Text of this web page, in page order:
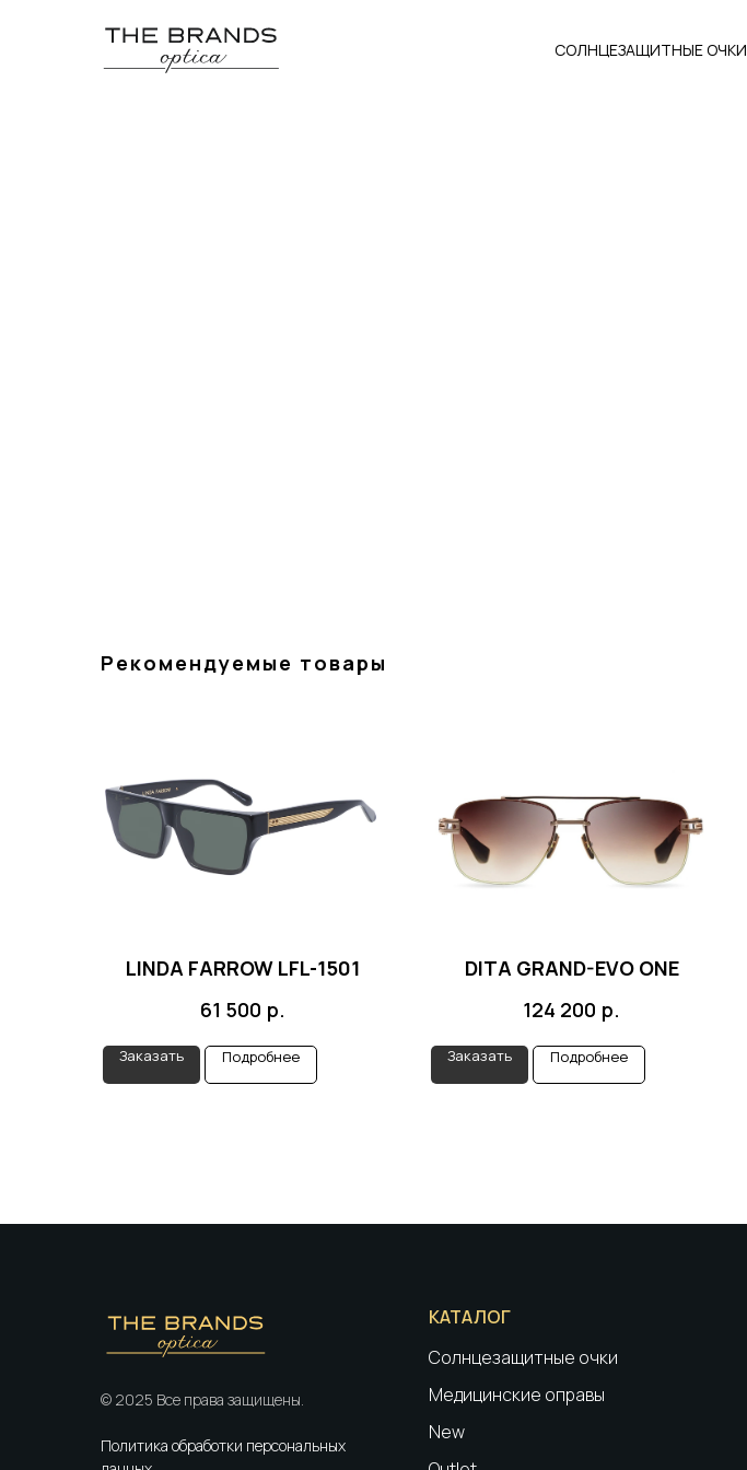
СОЛНЦЕЗАЩИТНЫЕ ОЧКИ
Рекомендуемые товары
LINDA FARROW LFL-1501
61 500 р.
Заказать Подробнее
DITA GRAND-EVO ONE
124 200 р.
Заказать Подробнее
© 2025 Все права защищены.
Политика обработки персональных
КАТАЛОГ
Солнцезащитные очки
Медицинские оправы
New